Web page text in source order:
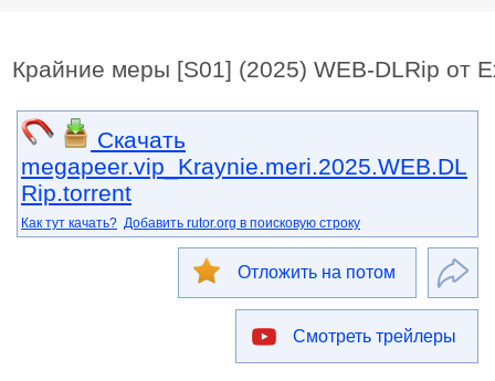
Крайние меры [S01] (2025) WEB-DLRip от
Скачать
megapeer.vip_Kraynie.meri.2025.WEB.DL
Rip.torrent
Как тут качать? Добавить rutor.org в поисковую строку
Отложить на потом
Смотреть трейлеры